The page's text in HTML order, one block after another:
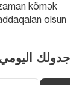
kömək
olsun!
جدولك اليومي